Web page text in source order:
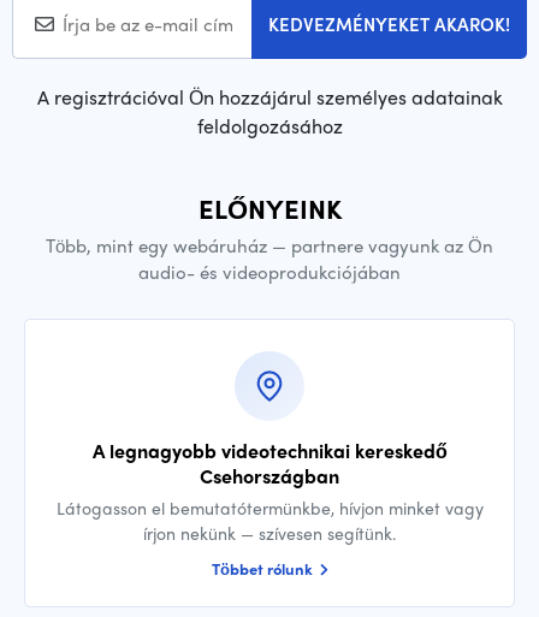
KEDVEZMÉNYEKET AKAROK!
A regisztrációval Ön hozzájárul személyes adatainak
feldolgozásához
ELŐNYEINK
Több, mint egy webáruház — partnere vagyunk az Ön
audio- és videoprodukciójában
A legnagyobb videotechnikai kereskedő
Csehországban
Látogasson el bemutatótermünkbe, hívjon minket vagy
írjon nekünk — szívesen segítünk.
Többet rólunk